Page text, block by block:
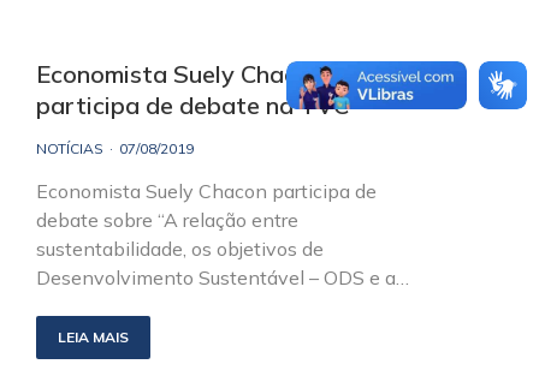
Economista Suely Chacon
participa de debate na TVC
NOTÍCIAS 07/08/2019
Economista Suely Chacon participa de
debate sobre “A relação entre
sustentabilidade, os objetivos de
Desenvolvimento Sustentável – ODS e a…
LEIA MAIS